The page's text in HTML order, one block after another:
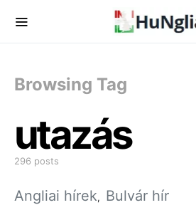
Browsing Tag
utazás
296 posts
Angliai hírek Bulvár hír